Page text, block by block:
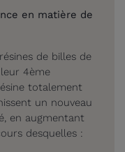
en matière de
de billes de
4ème
totalement
un nouveau
en augmentant
desquelles :